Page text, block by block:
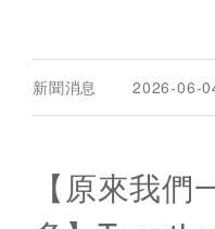
新聞消息 2026-06-
【原來我